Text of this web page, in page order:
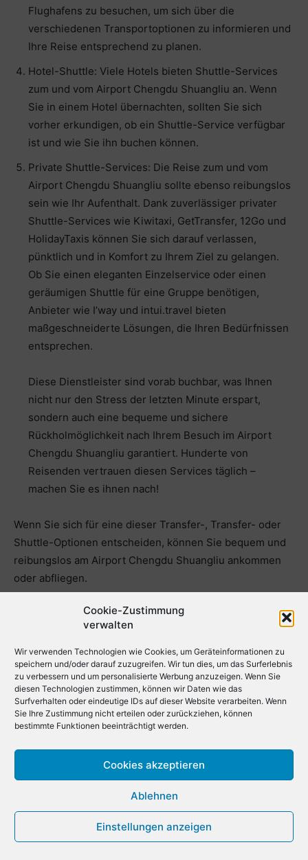
Cookie-Zustimmung
verwalten
Wir verwenden Technologien wie Cookies, um Geräteinformationen zu
speichern und/oder darauf zuzugreifen. Wir tun dies, um das Surferlebnis
zu verbessern und um personalisierte Werbung anzuzeigen. Wenn Sie
diesen Technologien zustimmen, können wir Daten wie das
Surfverhalten oder eindeutige IDs auf dieser Website verarbeiten. Wenn
Sie Ihre Zustimmung nicht erteilen oder zurückziehen, können
bestimmte Funktionen beeinträchtigt werden.
Cookies akzeptieren
Ablehnen
Einstellungen anzeigen
Flughafens zu besuchen, um sich über die
verschiedenen Transportoptionen zu informieren und
Ihre Reise entsprechend zu planen.
Hotel-Shuttle: Viele Hotels bieten Shuttle-Services
zum und vom Airport Chengdu Shuangliu an. Wenn
Sie in einem Hotel übernachten, sollten Sie sich
vorher erkundigen, ob ein Shuttle-Service verfügbar
ist und wie Sie ihn buchen können.
Private Shuttle-Services: Die Reise zum und vom
Airport Chengdu Shuangliu sollte ebenso reibungslos
sein wie Ihr Aufenthalt. Dank zuverlässiger privater
Shuttle-Services wie Kiwitaxi, GetTransfer, 12Go und
HolidayTaxis können Sie sich darauf verlassen,
pünktlich und in Komfort zu Ihrem Ziel zu gelangen.
Ob Sie einen eleganten Einzelservice oder einen
geräumigen Shuttle für eine Gruppe benötigen,
Anbieter wie I’way und intui.travel bieten
maßgeschneiderte Lösungen, die Ihren Bedürfnissen
entsprechen.
Diese Dienstleister sind vorab buchbar, was Ihnen
nicht nur den Stress der letzten Minute erspart,
sondern auch eine bequeme und sichere
Rückholmöglichkeit nach Ihrem Besuch im Airport
Chengdu Shuangliu garantiert. Hunderte von
Reisenden vertrauen diesen Services täglich –
machen Sie es ihnen nach!
Wenn Sie sich für eine dieser Transfer-, Transfer- oder
Shuttle-Optionen entscheiden, können Sie bequem und
reibungslos am Airport Chengdu Shuangliu ankommen
oder abfliegen.
Wie finde ich eine günstige
Autovermietung oder einen
Mietwagen am Airport Chengdu
Shuangliu?
Hier sind einige Tipps, wie Sie günstige Mietwagen oder
Mietwagen am Airport Chengdu Shuangliu finden:
Chengdu Shuangliu. Nutzen Sie hierfür Online-
Vergleichsplattformen und Mietwagenseiten wie